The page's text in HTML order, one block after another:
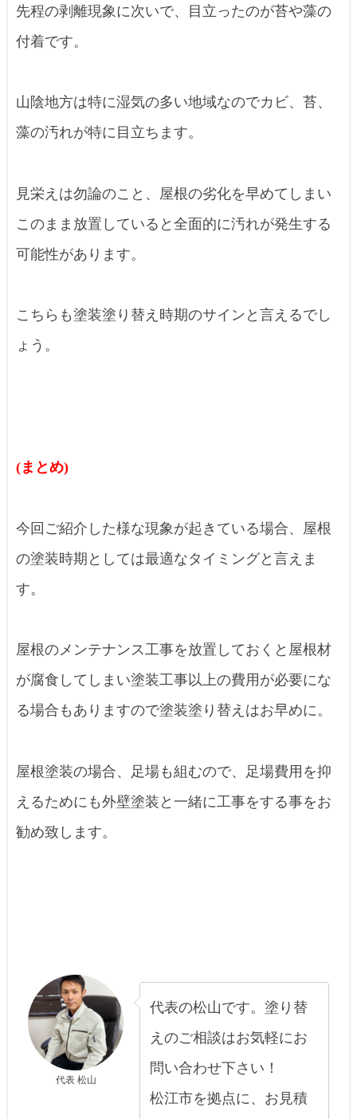
先程の剥離現象に次いで、目立ったのが苔や藻の
付着です。
山陰地方は特に湿気の多い地域なのでカビ、苔、
藻の汚れが特に目立ちます。
見栄えは勿論のこと、屋根の劣化を早めてしまい
このまま放置していると全面的に汚れが発生する
可能性があります。
こちらも塗装塗り替え時期のサインと言えるでし
ょう。
(まとめ)
今回ご紹介した様な現象が起きている場合、屋根
の塗装時期としては最適なタイミングと言えま
す。
屋根のメンテナンス工事を放置しておくと屋根材
が腐食してしまい塗装工事以上の費用が必要にな
る場合もありますので塗装塗り替えはお早めに。
屋根塗装の場合、足場も組むので、足場費用を抑
えるためにも外壁塗装と一緒に工事をする事をお
勧め致します。
代表 松山
代表の松山です。塗り替
えのご相談はお気軽にお
問い合わせ下さい！
松江市を拠点に、お見積